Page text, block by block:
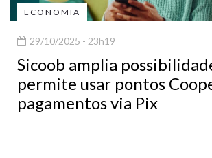
ECONOMIA
29/10/2025 - 23h19
Sicoob amplia
permite usar pontos
pagamentos via Pix